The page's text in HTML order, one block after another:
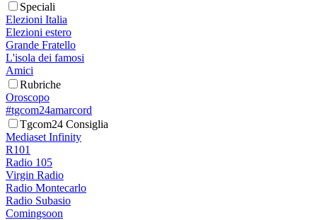
Speciali
Elezioni Italia
Elezioni estero
Grande Fratello
L'isola dei famosi
Amici
Rubriche
Oroscopo
#tgcom24amarcord
Tgcom24 Consiglia
Mediaset Infinity
R101
Radio 105
Virgin Radio
Radio Montecarlo
Radio Subasio
Comingsoon